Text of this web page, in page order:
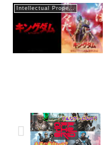
Intellectual Property